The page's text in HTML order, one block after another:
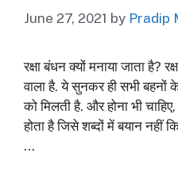
June 27, 2021 by Pradip
रक्षा बंधन क्यों मनाया जाता
वाला है. ये सुनकर ही सभी
को मिलती है. और होना भी
होता है जिसे शब्दों में बयान नहीं
…